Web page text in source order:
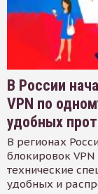
В России
VPN по
удобных
В регионах
блокировок
технические
удобных и